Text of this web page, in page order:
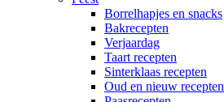
Borrelhapjes en snacks
Bakrecepten
Verjaardag
Taart recepten
Sinterklaas recepten
Oud en nieuw recepten